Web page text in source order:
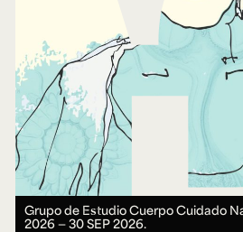
Grupo de Estudio Cuerpo Cuidado
2026 ― 30 SEP 2026.